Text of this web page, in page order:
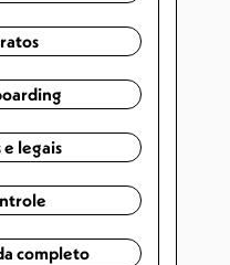
e legais
completo